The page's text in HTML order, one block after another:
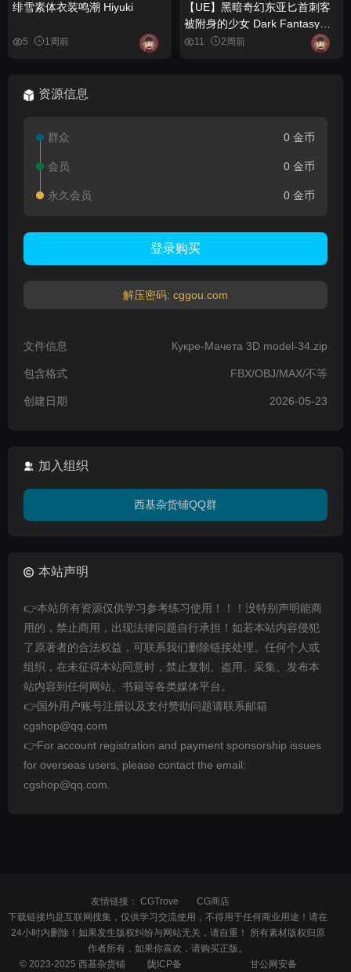
绯雪素体衣装鸣潮 Hiyuki
5 1周前
【UE】黑暗奇幻东亚匕首刺客
被附身的少女 Dark Fantasy
East Asian Dagger Assassin
11 2周前
资源信息
群众 0 金币
会员 0 金币
永久会员 0 金币
登录购买
解压密码: cggou.com
文件信息 Кукре-Мачета 3D model-34.zip
包含格式 FBX/OBJ/MAX/不等
创建日期 2026-05-23
加入组织
西基杂货铺QQ群
本站声明
👉本站所有资源仅供学习参考练习使用！！！没特别声明能商
用的，禁止商用，出现法律问题自行承担！如若本站内容侵犯
了原著者的合法权益，可联系我们删除链接处理。任何个人或
组织，在未征得本站同意时，禁止复制、盗用、采集、发布本
站内容到任何网站、书籍等各类媒体平台。
👉国外用户账号注册以及支付赞助问题请联系邮箱
cgshop@qq.com
👉For account registration and payment sponsorship issues
for overseas users, please contact the email:
cgshop@qq.com.
友情链接： CGTrove
CG商店
下载链接均是互联网搜集，仅供学习交流使用，不得用于任何商业用途！请在
24小时内删除！如果发生版权纠纷与网站无关，请自重！ 所有素材版权归原
作者所有，如果你喜欢，请购买正版。
© 2023-2025 西基杂货铺
陇ICP备 甘公网安备